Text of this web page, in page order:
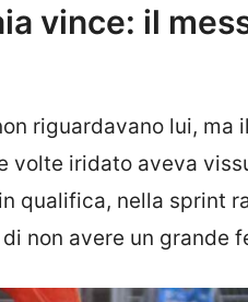
vince: il
riguardavano lui, ma
volte iridato aveva
qualifica, nella sprint
non avere un grande